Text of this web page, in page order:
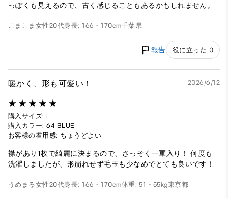
っぽくも見えるので、古く感じることもあるかもしれません。
こまこま 女性20代身長: 166 - 170cm千葉県
報告 役に立った 0
暖かく、形も可愛い！ 2026/6/12
購入サイズ: L
購入カラー: 64 BLUE
お客様の着用感: ちょうどよい
襟があり1枚で綺麗に決まるので、さっそく一軍入り！ 何度も
洗濯しましたが、形崩れせず毛玉も少なめでとても良いです！
うめまる女性20代身長: 166 - 170cm体重: 51 - 55kg東京都